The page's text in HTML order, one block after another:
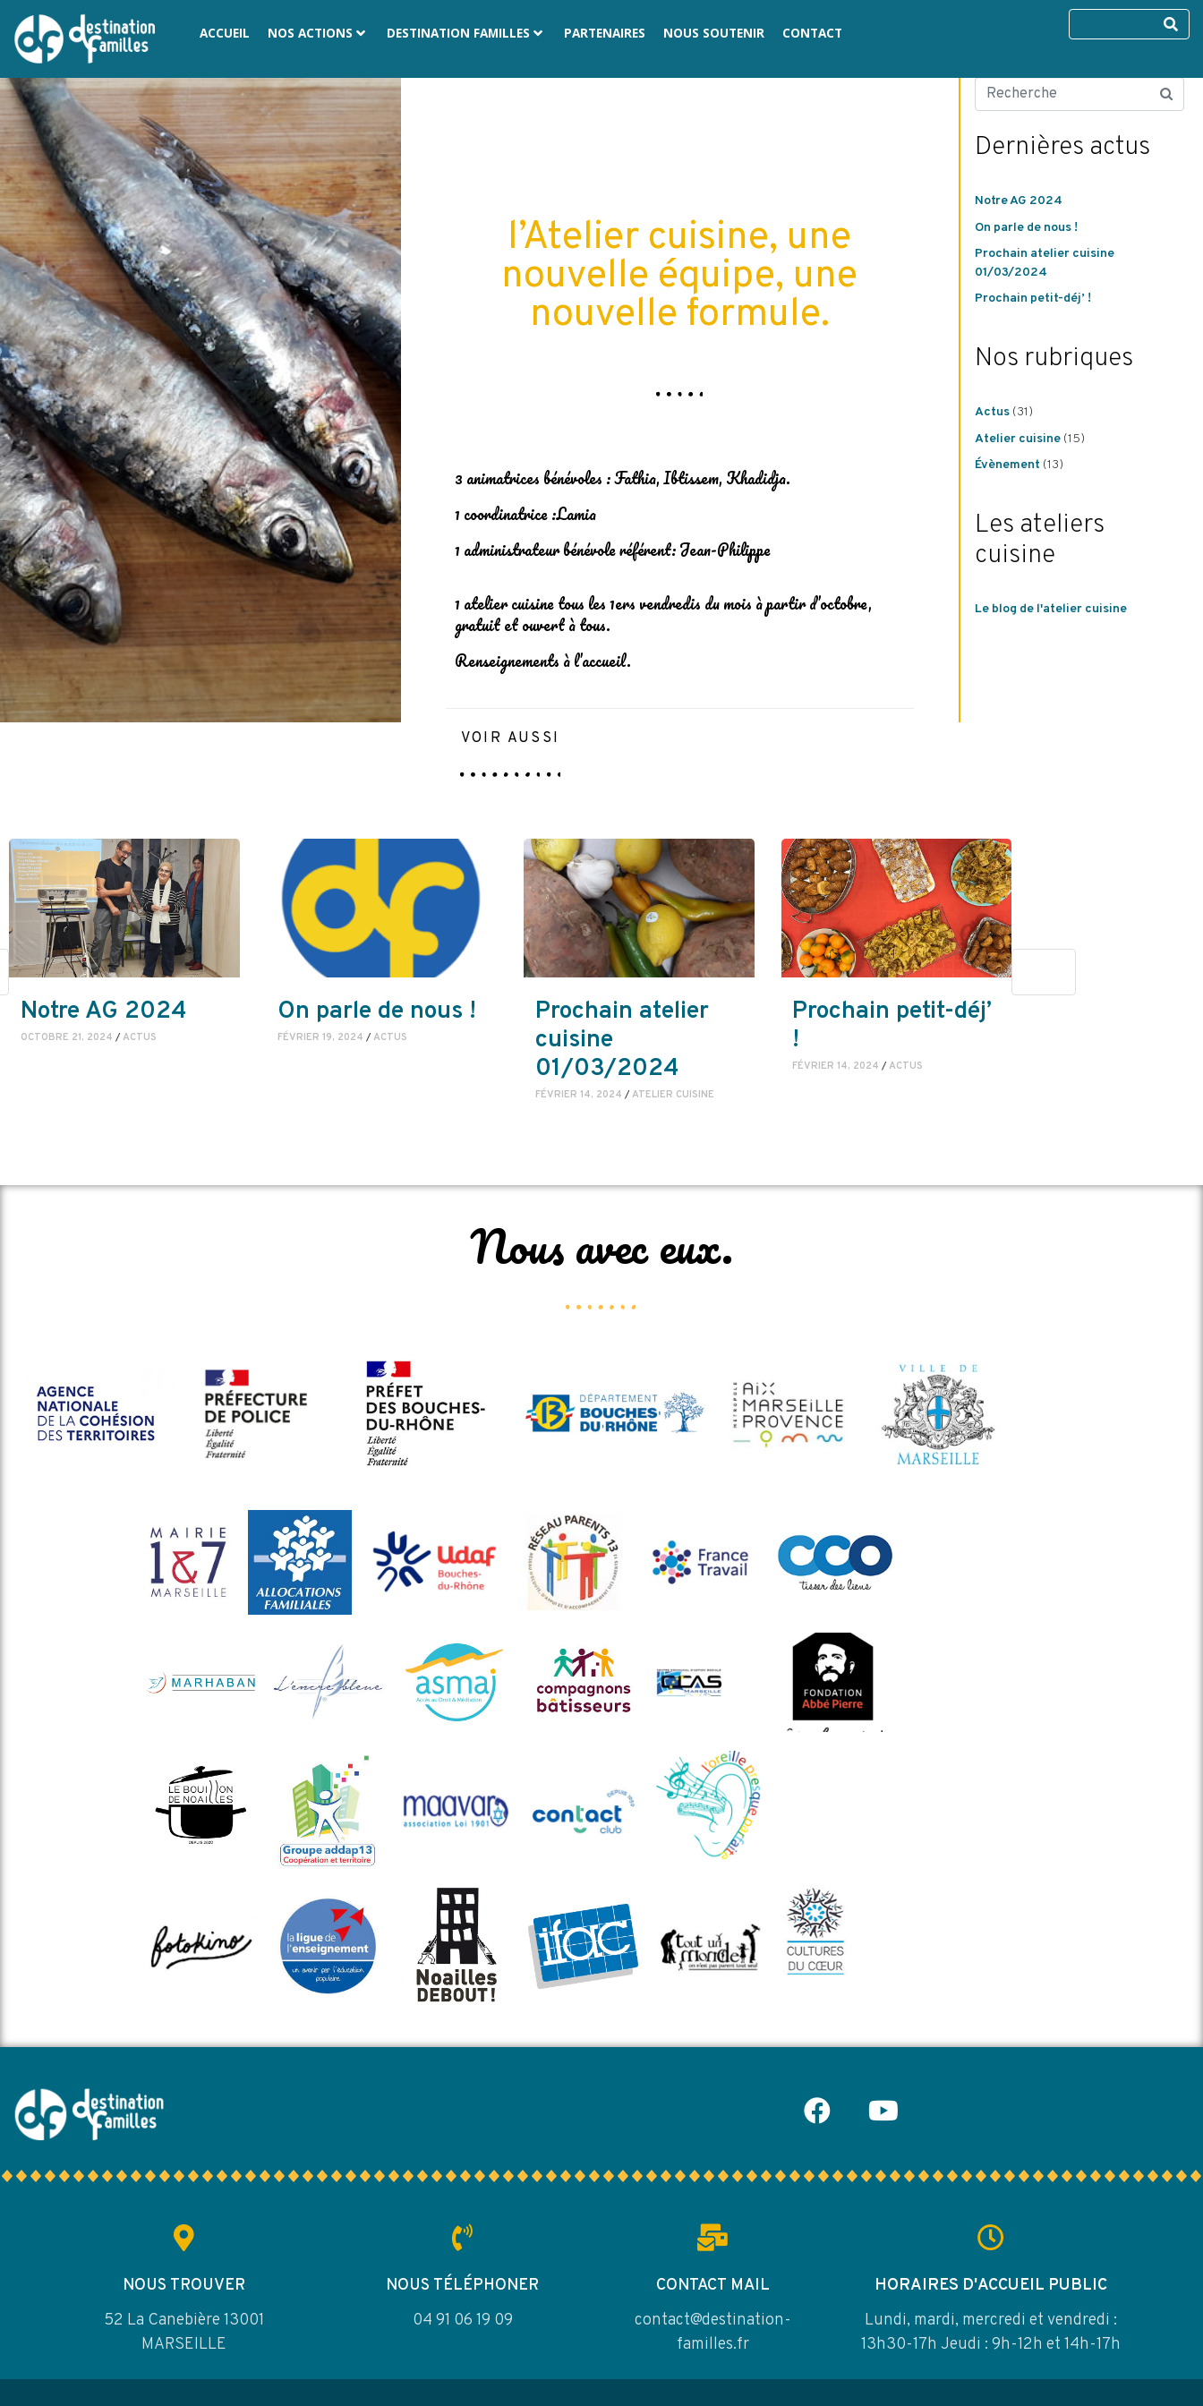
ACCUEIL NOS ACTIONS DESTINATION FAMILLES PARTENAIRES NOUS SOUTENIR CONTACT
l’Atelier cuisine, une
nouvelle équipe, une
nouvelle formule.
3 animatrices bénévoles : Fathia, Ibtissem, Khadidja.
1 coordinatrice :Lamia
1 administrateur bénévole référent: Jean-Philippe
1 atelier cuisine tous les 1ers vendredis du mois à partir d’octobre,
gratuit et ouvert à tous.
Renseignements à l’accueil.
Dernières actus
Notre AG 2024
On parle de nous !
Prochain atelier cuisine
01/03/2024
Prochain petit-déj’ !
Nos rubriques
Actus(31)
Atelier cuisine(15)
Évènement (13)
Les ateliers
cuisine
Le blog de l'atelier cuisine
VOIR AUSSI
Notre AG 2024
OCTOBRE 21, 2024 / ACTUS
On parle de nous !
FÉVRIER 19, 2024 / ACTUS
Prochain atelier
cuisine
01/03/2024
FÉVRIER 14, 2024 / ATELIER CUISINE
Prochain petit-déj’
!
FÉVRIER 14, 2024 / ACTUS
Nous avec eux.
NOUS TROUVER
52 La Canebière 13001
MARSEILLE
NOUS TÉLÉPHONER
04 91 06 19 09
CONTACT MAIL
contact@destination-
familles.fr
HORAIRES D'ACCUEIL PUBLIC
Lundi, mardi, mercredi et vendredi :
13h30-17h Jeudi : 9h-12h et 14h-17h